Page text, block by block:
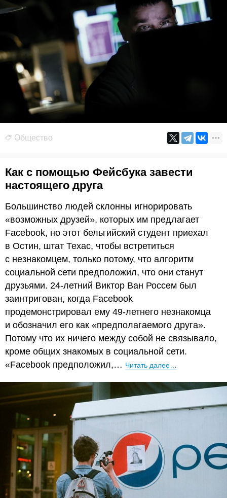
Общество
Как с помощью Фейсбука завести
настоящего друга
Большинство людей склонны игнорировать
«возможных друзей», которых им предлагает
Facebook, но этот бельгийский студент приехал
в Остин, штат Техас, чтобы встретиться
с незнакомцем, только потому, что алгоритм
социальной сети предположил, что они станут
друзьями. 24-летний Виктор Ван Россем был
заинтригован, когда Facebook
продемонстрировал ему 49-летнего незнакомца
и обозначил его как «предполагаемого друга».
Потому что их ничего между собой не связывало,
кроме общих знакомых в социальной сети.
«Facebook предположил,… Читать далее…